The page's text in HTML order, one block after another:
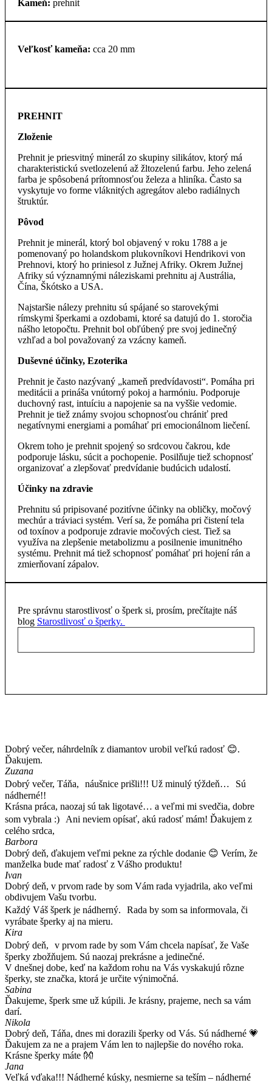
Kameň: prehnit
Veľkosť kameňa: cca 20 mm
PREHNIT
Zloženie
Prehnit je priesvitný minerál zo skupiny silikátov, ktorý má
charakteristickú svetlozelenú až žltozelenú farbu. Jeho zelená
farba je spôsobená prítomnosťou železa a hliníka. Často sa
vyskytuje vo forme vláknitých agregátov alebo radiálnych
štruktúr.
Pôvod
Prehnit je minerál, ktorý bol objavený v roku 1788 a je
pomenovaný po holandskom plukovníkovi Hendrikovi von
Prehnovi, ktorý ho priniesol z Južnej Afriky. Okrem Južnej
Afriky sú významnými náleziskami prehnitu aj Austrália,
Čína, Škótsko a USA.
Najstaršie nálezy prehnitu sú spájané so starovekými
rímskymi šperkami a ozdobami, ktoré sa datujú do 1. storočia
nášho letopočtu. Prehnit bol obľúbený pre svoj jedinečný
vzhľad a bol považovaný za vzácny kameň.
Duševné účinky, Ezoterika
Prehnit je často nazývaný „kameň predvídavosti“. Pomáha pri
meditácii a prináša vnútorný pokoj a harmóniu. Podporuje
duchovný rast, intuíciu a napojenie sa na vyššie vedomie.
Prehnit je tiež známy svojou schopnosťou chrániť pred
negatívnymi energiami a pomáhať pri emocionálnom liečení.
Okrem toho je prehnit spojený so srdcovou čakrou, kde
podporuje lásku, súcit a pochopenie. Posilňuje tiež schopnosť
organizovať a zlepšovať predvídanie budúcich udalostí.
Účinky na zdravie
Prehnitu sú pripisované pozitívne účinky na obličky, močový
mechúr a tráviaci systém. Verí sa, že pomáha pri čistení tela
od toxínov a podporuje zdravie močových ciest. Tiež sa
využíva na zlepšenie metabolizmu a posilnenie imunitného
systému. Prehnit má tiež schopnosť pomáhať pri hojení rán a
zmierňovaní zápalov.
Pre správnu starostlivosť o šperk si, prosím, prečítajte náš
blog Starostlivosť o šperky.
Dobrý večer, náhrdelník z diamantov urobil veľkú radosť 😊.
Ďakujem.
Zuzana
Dobrý večer, Táňa, náušnice prišli!!! Už minulý týždeň… Sú
nádherné!!
Krásna práca, naozaj sú tak ligotavé… a veľmi mi svedčia, dobre
som vybrala :) Ani neviem opísať, akú radosť mám! Ďakujem z
celého srdca,
Barbora
Dobrý deň, ďakujem veľmi pekne za rýchle dodanie 😊 Verím, že
manželka bude mať radosť z Vášho produktu!
Ivan
Dobrý deň, v prvom rade by som Vám rada vyjadrila, ako veľmi
obdivujem Vašu tvorbu.
Každý Váš šperk je nádherný. Rada by som sa informovala, či
vyrábate šperky aj na mieru.
Kira
Dobrý deň, v prvom rade by som Vám chcela napísať, že Vaše
šperky zbožňujem. Sú naozaj prekrásne a jedinečné.
V dnešnej dobe, keď na každom rohu na Vás vyskakujú rôzne
šperky, ste značka, ktorá je určite výnimočná.
Sabina
Ďakujeme, šperk sme už kúpili. Je krásny, prajeme, nech sa vám
darí.
Nikola
Dobrý deň, Táňa, dnes mi dorazili šperky od Vás. Sú nádherné 💗
Ďakujem za ne a prajem Vám len to najlepšie do nového roka.
Krásne šperky máte 👐
Jana
Veľká vďaka!!! Nádherné kúsky, nesmierne sa teším – nádherné